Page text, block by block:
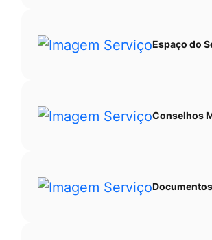
Espaço do
Conselhos